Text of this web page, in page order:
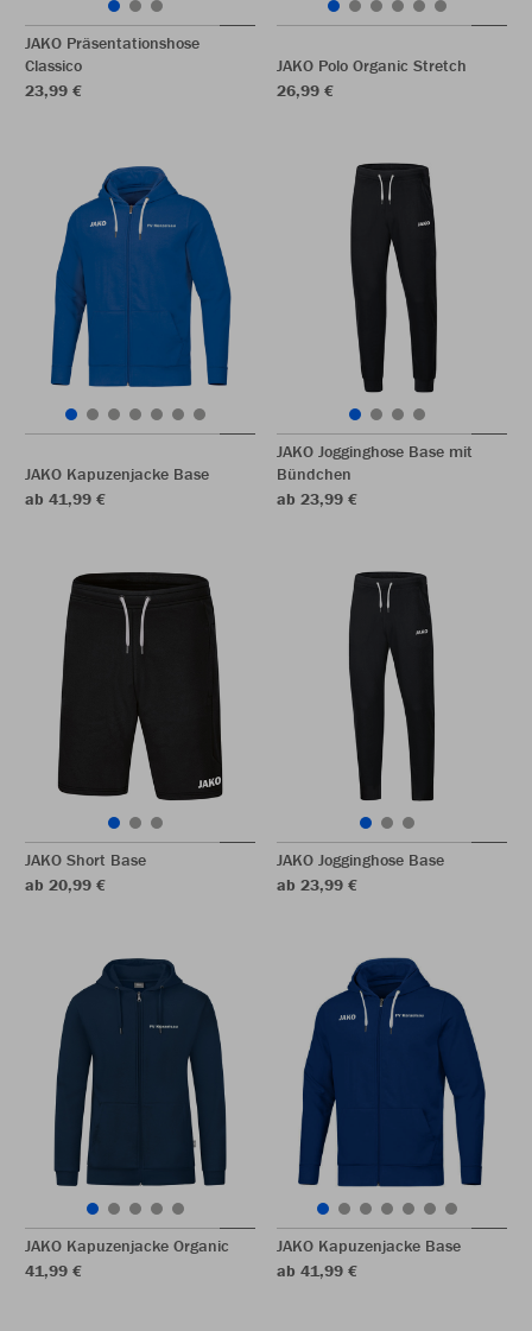
JAKO Präsentationshose
Classico
23,99 €
JAKO Polo Organic Stretch
26,99 €
JAKO Kapuzenjacke Base
ab 41,99 €
JAKO Jogginghose Base mit
Bündchen
ab 23,99 €
JAKO Short Base
ab 20,99 €
JAKO Jogginghose Base
ab 23,99 €
JAKO Kapuzenjacke Organic
41,99 €
JAKO Kapuzenjacke Base
ab 41,99 €